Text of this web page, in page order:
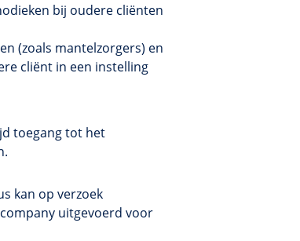
bij oudere cliënten
(zoals mantelzorgers) en
cliënt in een instelling
toegang tot het
kan op verzoek
uitgevoerd voor